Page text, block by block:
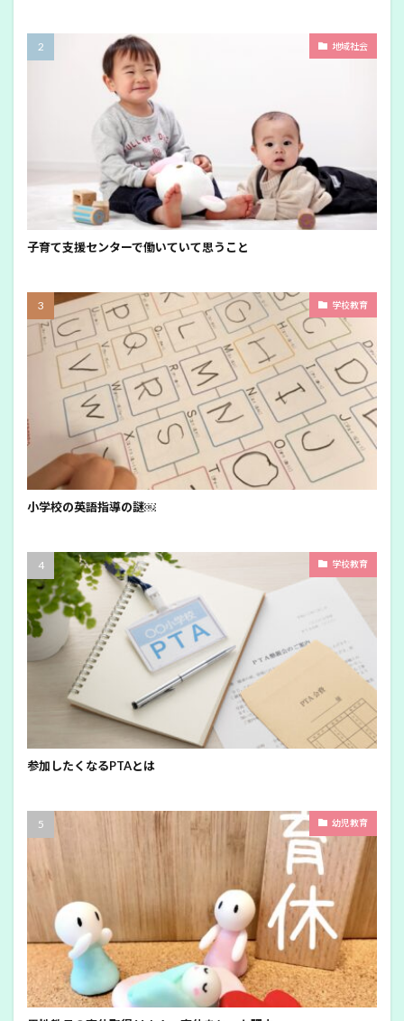
地域社会
子育て支援センターで働いていて思うこと
学校教育
小学校の英語指導の謎￼
学校教育
参加したくなるPTAとは
幼児教育